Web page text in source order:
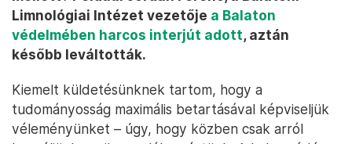
Fotó: Hevesi-Szabó Lujza / Telex